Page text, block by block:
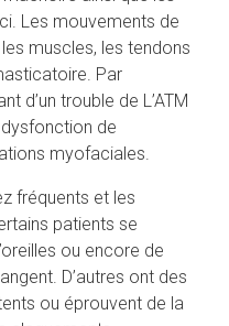
Les mouvements de
muscles, les tendons
Par
d’un trouble de L’ATM
de
myofaciales.
fréquents et les
patients se
ou encore de
D’autres ont des
ou éprouvent de la